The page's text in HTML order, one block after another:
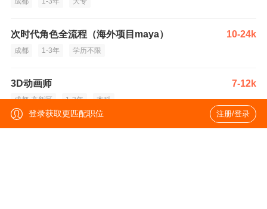
次时代角色全流程（海外项目maya） 10-24k
成都 1-3年 学历不限
3D动画师 7-12k
成都-高新区 1-3年 本科
登录获取更匹配职位 注册/登录